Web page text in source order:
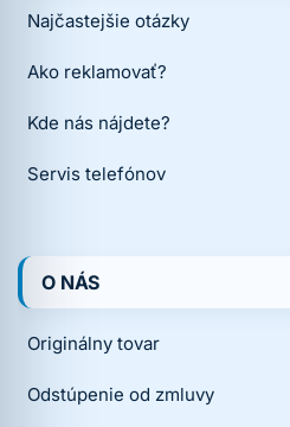
Najčastejšie otázky
Ako reklamovať?
Kde nás nájdete?
Servis telefónov
O NÁS
Originálny tovar
Odstúpenie od zmluvy